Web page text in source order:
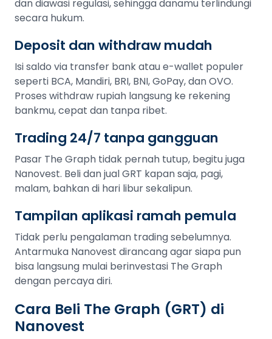
dan diawasi regulasi, sehingga danamu terlindungi
secara hukum.
Deposit dan withdraw mudah
Isi saldo via transfer bank atau e-wallet populer
seperti BCA, Mandiri, BRI, BNI, GoPay, dan OVO.
Proses withdraw rupiah langsung ke rekening
bankmu, cepat dan tanpa ribet.
Trading 24/7 tanpa gangguan
Pasar The Graph tidak pernah tutup, begitu juga
Nanovest. Beli dan jual GRT kapan saja, pagi,
malam, bahkan di hari libur sekalipun.
Tampilan aplikasi ramah pemula
Tidak perlu pengalaman trading sebelumnya.
Antarmuka Nanovest dirancang agar siapa pun
bisa langsung mulai berinvestasi The Graph
dengan percaya diri.
Cara Beli The Graph (GRT) di
Nanovest